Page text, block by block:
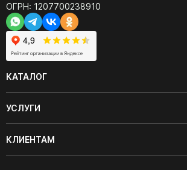
ОГРН: 1207700238910
КАТАЛОГ
УСЛУГИ
КЛИЕНТАМ